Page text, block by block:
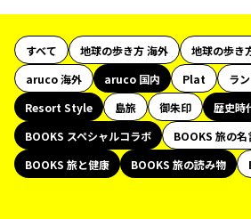
すべて 地球の歩き方 海外
地球の歩き
aruco 海外
aruco 国内 Plat
ラ
Resort Style
島旅 御朱印 歴史時
BOOKS スペシャルコラボ
BOOKS 旅の名
BOOKS 旅と健康
BOOKS 旅の読み物